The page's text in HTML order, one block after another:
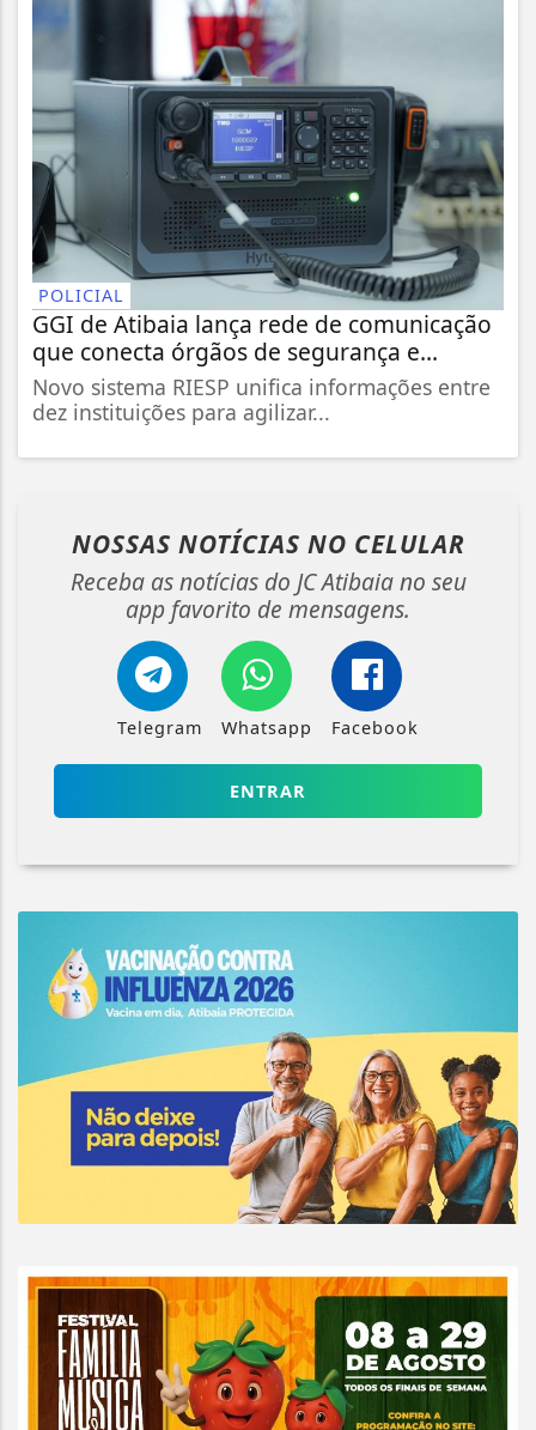
POLICIAL
GGI de Atibaia lança rede de comunicação
que conecta órgãos de segurança e...
Novo sistema RIESP unifica informações entre
dez instituições para agilizar...
NOSSAS NOTÍCIAS NO CELULAR
Receba as notícias do JC Atibaia no seu
app favorito de mensagens.
Telegram Whatsapp Facebook
ENTRAR